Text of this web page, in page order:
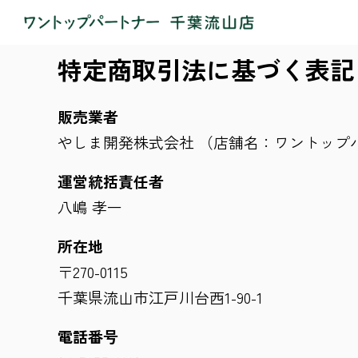
特定商取引法に基づく表記
販売業者
やしま開発株式会社 （店舗名：ワントップ
運営統括責任者
八嶋 孝一
所在地
〒270-0115
千葉県流山市江戸川台西1-90-1
電話番号